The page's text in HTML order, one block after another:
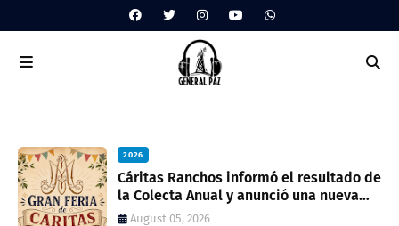
2026
Cáritas Ranchos informó el resultado de
la Colecta Anual y anunció una nueva
feria solidaria
August 05, 2026
Inscripción 2027 Porteros y Peones de
Cocina
July 28, 2026